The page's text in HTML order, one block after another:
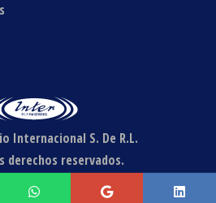
Internacional S. De R.L.
derechos reservados.